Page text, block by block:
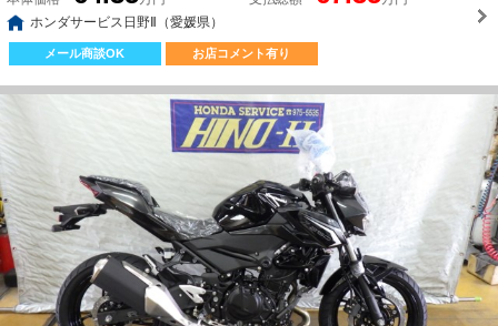
ホンダサービス日野Ⅱ（愛媛県）
メール商談OK お店コメント有り